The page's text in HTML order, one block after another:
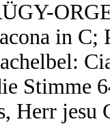
in C;
Stimme
Herr jesu